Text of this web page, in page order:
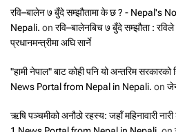
रवि–बालेन ७ बुँदे सम्झौतामा के छ ? - Nepal's
Nepali. on रवि–बालेनबिच ७ बुँदे सम्झौता : रविले
प्रधानमन्त्रीमा अघि सार्ने
"हामी नेपाल" बाट कोही पनि यो अन्तरिम
News Portal from Nepal in Nepali. on
ऋषि पञ्चमीको अनौठो रहस्य: जहाँ महिनावारी